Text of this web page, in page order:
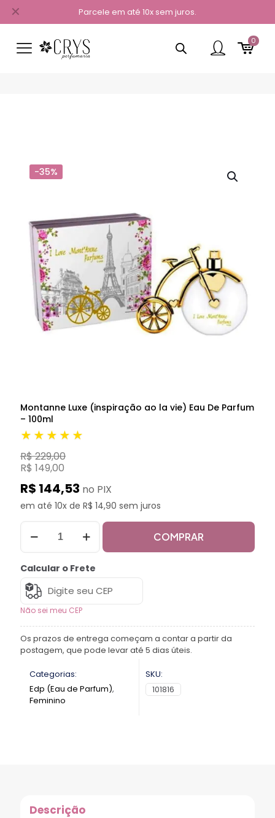
Parcele em até 10x sem juros.
✕
0
-35%
Montanne Luxe (inspiração ao la vie) Eau De Parfum
– 100ml
★★★★★
R$ 229,00
R$ 149,00
R$ 144,53 no PIX
em até 10x de R$ 14,90 sem juros
COMPRAR
Calcular o Frete
Não sei meu CEP
Os prazos de entrega começam a contar a partir da
postagem, que pode levar até 5 dias úteis.
Categorias:
Edp (Eau de Parfum),
Feminino
SKU:
101816
Descrição